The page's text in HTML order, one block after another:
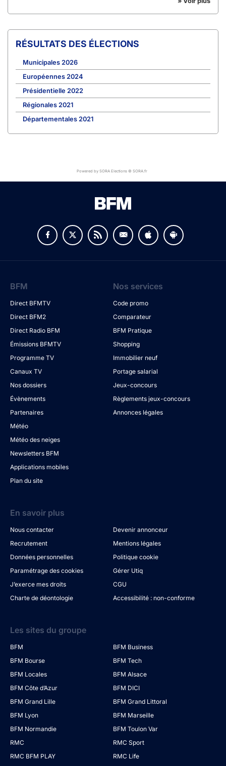
RÉSULTATS DES ÉLECTIONS
Municipales 2026
Européennes 2024
Présidentielle 2022
Régionales 2021
Départementales 2021
Powered by SORA Elections © SORA.fr
BFM
Direct BFMTV
Direct BFM2
Direct Radio BFM
Émissions BFMTV
Programme TV
Canaux TV
Nos dossiers
Évènements
Partenaires
Météo
Météo des neiges
Newsletters BFM
Applications mobiles
Plan du site
Nos services
Code promo
Comparateur
BFM Pratique
Shopping
Immobilier neuf
Portage salarial
Jeux-concours
Règlements jeux-concours
Annonces légales
En savoir plus
Nous contacter
Devenir annonceur
Recrutement
Mentions légales
Données personnelles
Politique cookie
Paramétrage des cookies
Gérer Utiq
J’exerce mes droits
CGU
Charte de déontologie
Accessibilité : non-conforme
Les sites du groupe
BFM
BFM Business
BFM Bourse
BFM Tech
BFM Locales
BFM Alsace
BFM Côte d’Azur
BFM DICI
BFM Grand Lille
BFM Grand Littoral
BFM Lyon
BFM Marseille
BFM Normandie
BFM Toulon Var
RMC
RMC Sport
RMC BFM PLAY
RMC Life